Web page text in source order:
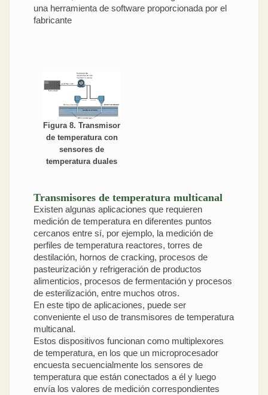
una herramienta de software proporcionada por el
fabricante
Figura 8. Transmisor
de temperatura con
sensores de
temperatura duales
Transmisores de temperatura multicanal
Existen algunas aplicaciones que requieren
medición de temperatura en diferentes puntos
cercanos entre sí, por ejemplo, la medición de
perfiles de temperatura reactores, torres de
destilación, hornos de cracking, procesos de
pasteurización y refrigeración de productos
alimenticios, procesos de fermentación y procesos
de esterilización, entre muchos otros.
En este tipo de aplicaciones, puede ser
conveniente el uso de transmisores de temperatura
multicanal.
Estos dispositivos funcionan como multiplexores
de temperatura, en los que un microprocesador
encuesta secuencialmente los sensores de
temperatura que están conectados a él y luego
envía los valores de medición correspondientes